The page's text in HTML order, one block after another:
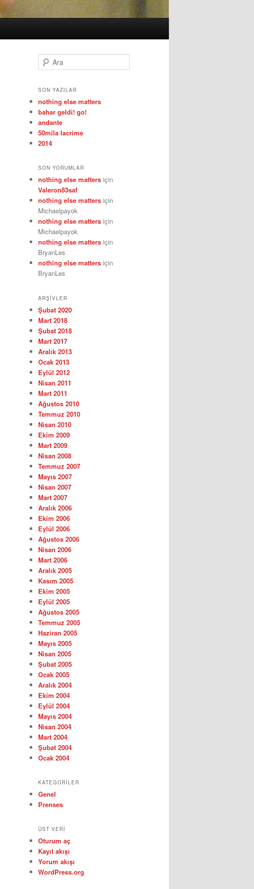
r
SON YAZILAR
nothing else matters
bahar geldi! go!
andante
50mila lacrime
2014
SON YORUMLAR
nothing else matters için
Valeron83saf
nothing else matters için
Michaelpayok
nothing else matters için
Michaelpayok
nothing else matters için
BryanLes
nothing else matters için
BryanLes
ARŞIVLER
Şubat 2020
Mart 2018
Şubat 2018
Mart 2017
Aralık 2013
Ocak 2013
Eylül 2012
Nisan 2011
Mart 2011
Ağustos 2010
Temmuz 2010
Nisan 2010
Ekim 2009
Mart 2009
Nisan 2008
Temmuz 2007
Mayıs 2007
Nisan 2007
Mart 2007
Aralık 2006
Ekim 2006
Eylül 2006
Ağustos 2006
Nisan 2006
Mart 2006
Aralık 2005
Kasım 2005
Ekim 2005
Eylül 2005
Ağustos 2005
Temmuz 2005
Haziran 2005
Mayıs 2005
Nisan 2005
Şubat 2005
Ocak 2005
Aralık 2004
Ekim 2004
Eylül 2004
Mayıs 2004
Nisan 2004
Mart 2004
Şubat 2004
Ocak 2004
KATEGORILER
Genel
Prenses
ÜST VERI
Oturum aç
Kayıt akışı
Yorum akışı
WordPress.org